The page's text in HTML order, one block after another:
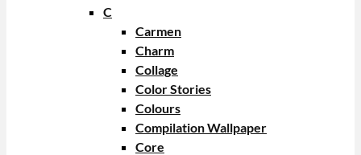
C
Carmen
Charm
Collage
Color Stories
Colours
Compilation Wallpaper
Core